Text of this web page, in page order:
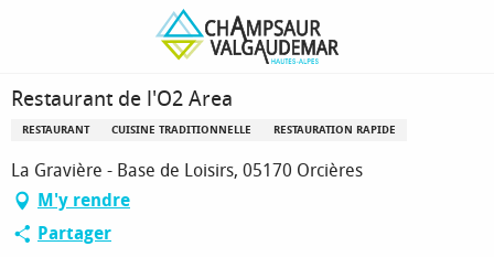
principal
Restaurant de l'O2 Area
Restaurant de l'O2 Area
RESTAURANT CUISINE TRADITIONNELLE RESTAURATION RAPIDE
La Gravière - Base de Loisirs, 05170 Orcières
M'y rendre
Partager